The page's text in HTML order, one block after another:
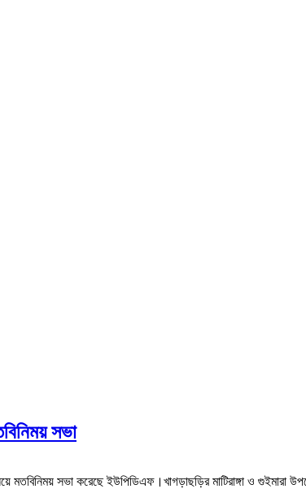
সভা
মতবিনিময় সভা করেছে ইউপিডিএফ।খাগড়াছড়ির মাটিরাঙ্গা ও গুইমারা